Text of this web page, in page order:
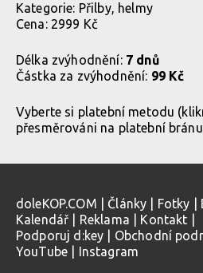
Kategorie: Přilby, helmy
Cena: 2999 Kč
Délka zvýhodnění: 7 dnů
Částka za zvýhodnění: 99 Kč
Vyberte si platební metodu
přesměrováni na platební bránu
doleKOP.COM Články Fotky
Kalendář
Reklama Kontakt
Podporuj d:key
Obchodní
YouTube
Instagram